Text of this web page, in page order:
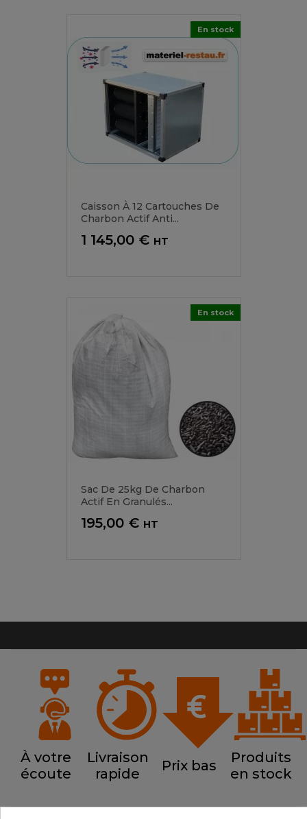
Caisson À 12 Cartouches De
Charbon Actif Anti...
Prix
1 145,00 € HT
En stock
Sac De 25kg De Charbon
Actif En Granulés...
Prix
195,00 € HT
En stock
À votre
écoute
Livraison
rapide
Prix bas
Produits
en stock